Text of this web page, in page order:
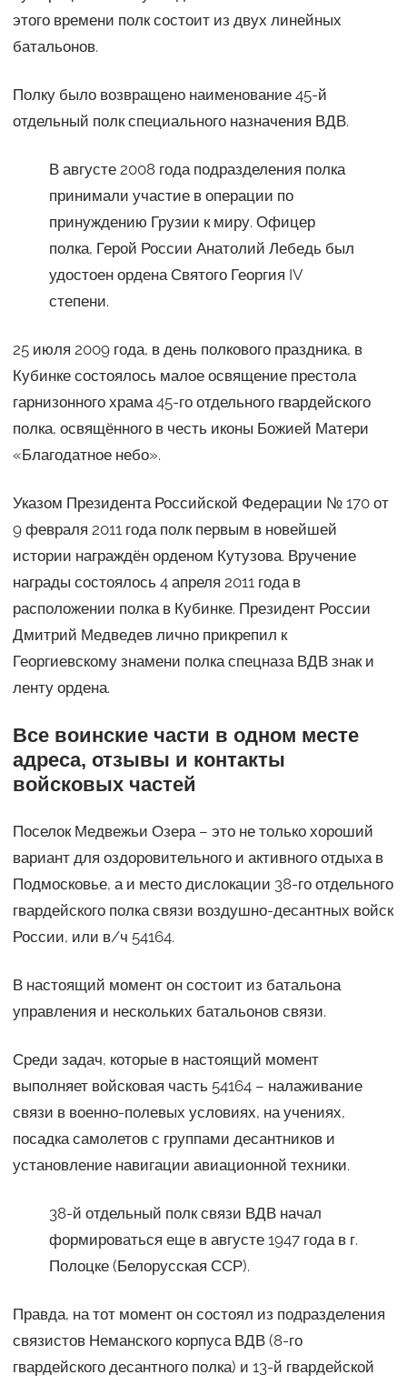
этого времени полк состоит из двух линейных
батальонов.
Полку было возвращено наименование 45-й
отдельный полк специального назначения ВДВ.
В августе 2008 года подразделения полка
принимали участие в операции по
принуждению Грузии к миру. Офицер
полка, Герой России Анатолий Лебедь был
удостоен ордена Святого Георгия IV
степени.
25 июля 2009 года, в день полкового праздника, в
Кубинке состоялось малое освящение престола
гарнизонного храма 45-го отдельного гвардейского
полка, освящённого в честь иконы Божией Матери
«Благодатное небо».
Указом Президента Российской Федерации № 170 от
9 февраля 2011 года полк первым в новейшей
истории награждён орденом Кутузова. Вручение
награды состоялось 4 апреля 2011 года в
расположении полка в Кубинке. Президент России
Дмитрий Медведев лично прикрепил к
Георгиевскому знамени полка спецназа ВДВ знак и
ленту ордена.
Все воинские части в одном месте
адреса, отзывы и контакты
войсковых частей
Поселок Медвежьи Озера – это не только хороший
вариант для оздоровительного и активного отдыха в
Подмосковье, а и место дислокации 38-го отдельного
гвардейского полка связи воздушно-десантных войск
России, или в/ч 54164.
В настоящий момент он состоит из батальона
управления и нескольких батальонов связи.
Среди задач, которые в настоящий момент
выполняет войсковая часть 54164 – налаживание
связи в военно-полевых условиях, на учениях,
посадка самолетов с группами десантников и
установление навигации авиационной техники.
38-й отдельный полк связи ВДВ начал
формироваться еще в августе 1947 года в г.
Полоцке (Белорусская ССР).
Правда, на тот момент он состоял из подразделения
связистов Неманского корпуса ВДВ (8-го
гвардейского десантного полка) и 13-й гвардейской